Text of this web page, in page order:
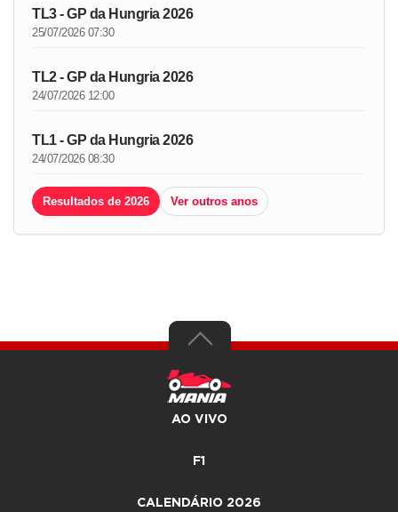
TL3 - GP da Hungria 2026
25/07/2026 07:30
TL2 - GP da Hungria 2026
24/07/2026 12:00
TL1 - GP da Hungria 2026
24/07/2026 08:30
Resultados de 2026 Ver outros anos
AO VIVO
F1
CALENDÁRIO 2026